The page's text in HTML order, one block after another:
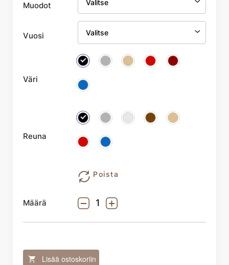
Muodot
Vuosi
Väri
Reuna
Poista
Määrä
Lisää ostoskoriin